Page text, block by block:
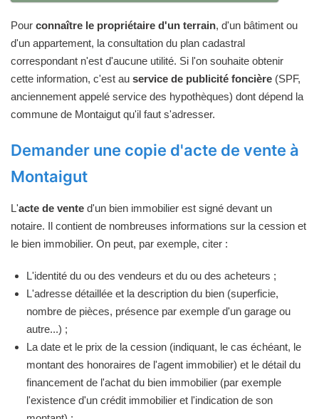
Pour connaître le propriétaire d'un terrain, d'un bâtiment ou
d'un appartement, la consultation du plan cadastral
correspondant n'est d'aucune utilité. Si l'on souhaite obtenir
cette information, c'est au service de publicité foncière (SPF,
anciennement appelé service des hypothèques) dont dépend la
commune de Montaigut qu'il faut s'adresser.
Demander une copie d'acte de vente à
Montaigut
L'acte de vente d'un bien immobilier est signé devant un
notaire. Il contient de nombreuses informations sur la cession et
le bien immobilier. On peut, par exemple, citer :
L'identité du ou des vendeurs et du ou des acheteurs ;
L'adresse détaillée et la description du bien (superficie,
nombre de pièces, présence par exemple d'un garage ou
autre...) ;
La date et le prix de la cession (indiquant, le cas échéant, le
montant des honoraires de l'agent immobilier) et le détail du
financement de l'achat du bien immobilier (par exemple
l'existence d'un crédit immobilier et l'indication de son